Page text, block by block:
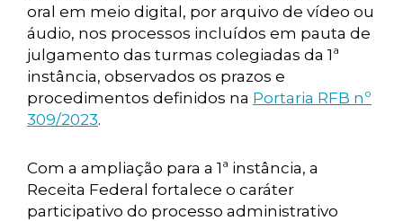
oral em meio digital, por arquivo de vídeo ou
áudio, nos processos incluídos em pauta de
julgamento das turmas colegiadas da 1ª
instância, observados os prazos e
procedimentos definidos na Portaria RFB nº
309/2023.
Com a ampliação para a 1ª instância, a
Receita Federal fortalece o caráter
participativo do processo administrativo